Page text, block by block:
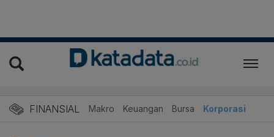
FINANSIAL Makro Keuangan Bursa Korporasi